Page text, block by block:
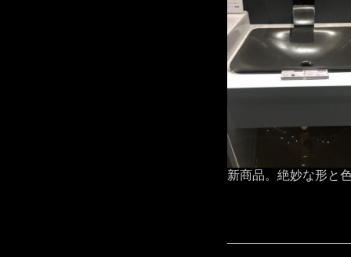
新商品。絶妙な形と